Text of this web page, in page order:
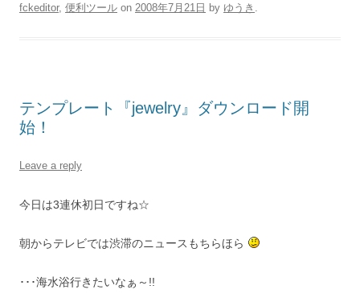
fckeditor, 便利ツール on 2008年7月21日 by ゆうき .
テンプレート『jewelry』ダウンロード開
始！
Leave a reply
今日は3連休初日ですね☆
朝からテレビでは渋滞のニュースもちらほら
･･･海水浴行きたいなぁ～!!